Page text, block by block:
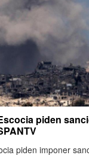
piden
piden imponer